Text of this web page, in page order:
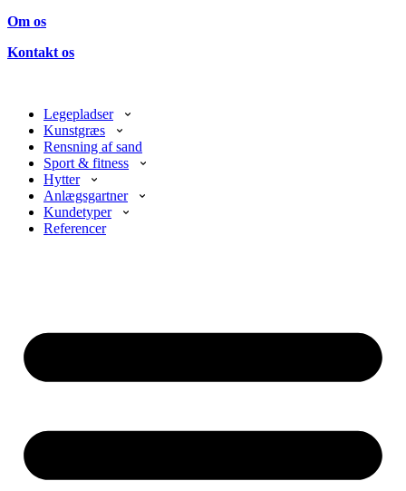
Om os
Kontakt os
Legepladser
Kunstgræs
Rensning af sand
Sport & fitness
Hytter
Anlægsgartner
Kundetyper
Referencer